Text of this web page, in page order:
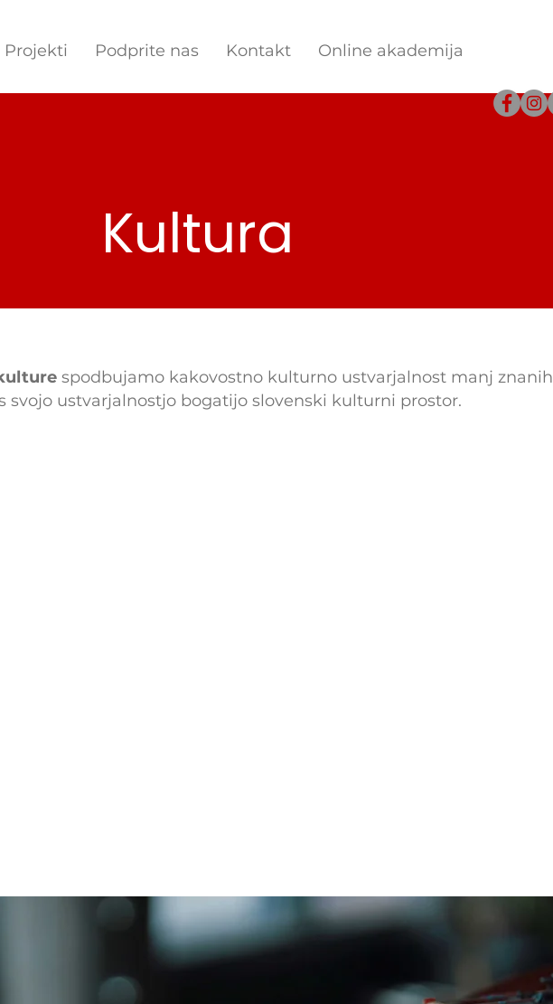
Projekti Podprite nas Kontakt Online akademija
Kultura
spodbujamo kakovostno kulturno ustvarjalnost manj znanih
svojo ustvarjalnostjo bogatijo slovenski kulturni prostor.